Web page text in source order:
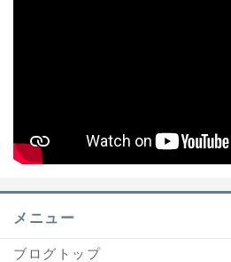
メニュー
ブログトップ